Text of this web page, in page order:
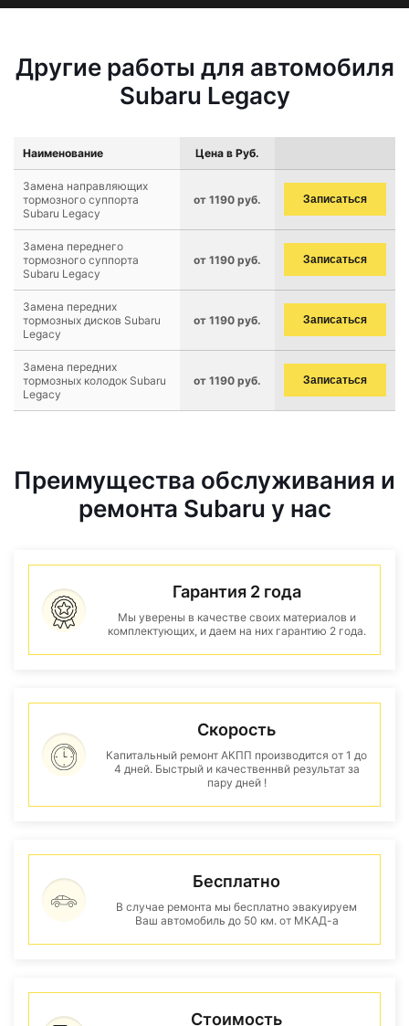
Другие работы для автомобиля
Subaru Legacy
Наименование Цена в Руб.
Замена направляющих
тормозного суппорта
Subaru Legacy
от 1190 руб. Записаться
Замена переднего
тормозного суппорта
Subaru Legacy
от 1190 руб. Записаться
Замена передних
тормозных дисков Subaru
Legacy
от 1190 руб. Записаться
Замена передних
тормозных колодок Subaru
Legacy
от 1190 руб. Записаться
Преимущества обслуживания и
ремонта Subaru у нас
Гарантия 2 года
Мы уверены в качестве своих материалов и
комплектующих, и даем на них гарантию 2 года.
Скорость
Капитальный ремонт АКПП производится от 1 до
4 дней. Быстрый и качественнвй результат за
пару дней !
Бесплатно
В случае ремонта мы бесплатно эвакуируем
Ваш автомобиль до 50 км. от МКАД-а
Стоимость